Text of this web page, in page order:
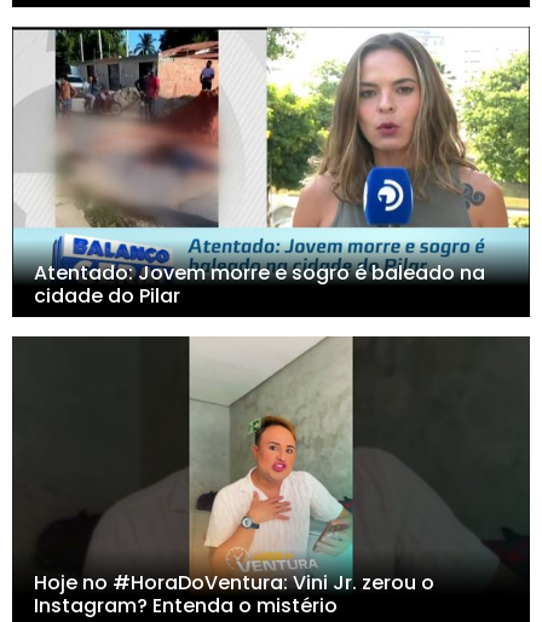
Atentado: Jovem morre e sogro é baleado na
cidade do Pilar
Hoje no #HoraDoVentura: Vini Jr. zerou o
Instagram? Entenda o mistério